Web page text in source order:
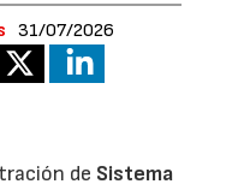
31/07/2026
de Sistema